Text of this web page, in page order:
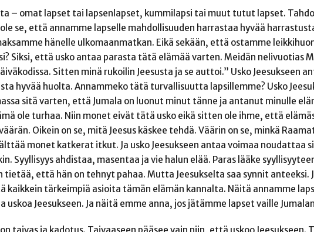
– omat lapset tai lapsenlapset, kummilapsi tai muut tutut lapset.
se, että annamme lapselle mahdollisuuden harrastaa hyvää
hänelle ulkomaanmatkan. Eikä sekään, että ostamme
Siksi, että usko antaa parasta tätä elämää varten. Meidän nelivuotias
Sitten minä rukoilin Jeesusta ja se auttoi.” Usko Jeesukseen
hyvää huolta. Annammeko tätä turvallisuutta lapsillemme? Usko
sitä varten, että Jumala on luonut minut tänne ja antanut minulle
ole turhaa. Niin monet eivät tätä usko eikä sitten ole ihme, että
Oikein on se, mitä Jeesus käskee tehdä. Väärin on se, minkä
monet katkerat itkut. Ja usko Jeesukseen antaa voimaa noudattaa
Syyllisyys ahdistaa, masentaa ja vie halun elää. Paras lääke
tietää, että hän on tehnyt pahaa. Mutta Jeesukselta saa synnit anteeksi.
kaikkein tärkeimpiä asioita tämän elämän kannalta. Näitä annamme
uskoa Jeesukseen. Ja näitä emme anna, jos jätämme lapset vaille